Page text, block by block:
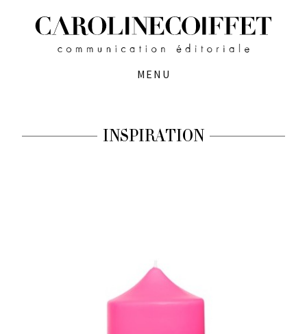
MENU
INSPIRATION